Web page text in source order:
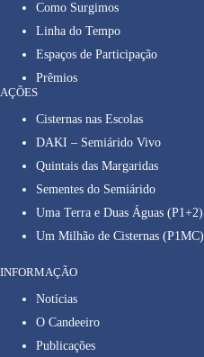
Como Surgimos
Linha do Tempo
Espaços de Participação
Prêmios
AÇÕES
Cisternas nas Escolas
DAKI – Semiárido Vivo
Quintais das Margaridas
Sementes do Semiárido
Uma Terra e Duas Águas (P1+2)
Um Milhão de Cisternas (P1MC)
INFORMAÇÃO
Notícias
O Candeeiro
Publicações